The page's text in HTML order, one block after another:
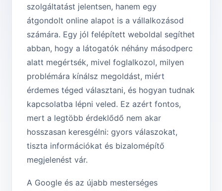
szolgáltatást jelentsen, hanem egy
átgondolt online alapot is a vállalkozásod
számára. Egy jól felépített weboldal segíthet
abban, hogy a látogatók néhány másodperc
alatt megértsék, mivel foglalkozol, milyen
problémára kínálsz megoldást, miért
érdemes téged választani, és hogyan tudnak
kapcsolatba lépni veled. Ez azért fontos,
mert a legtöbb érdeklődő nem akar
hosszasan keresgélni: gyors válaszokat,
tiszta információkat és bizalomépítő
megjelenést vár.
A Google és az újabb mesterséges